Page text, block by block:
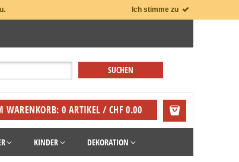
Ich stimme zu
WARENKORB: 0 ARTIKEL / CHF 0.00
KINDER DEKORATION